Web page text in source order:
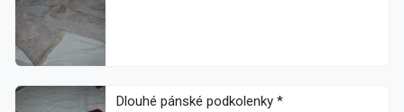
Dlouhé pánské podkolenky *